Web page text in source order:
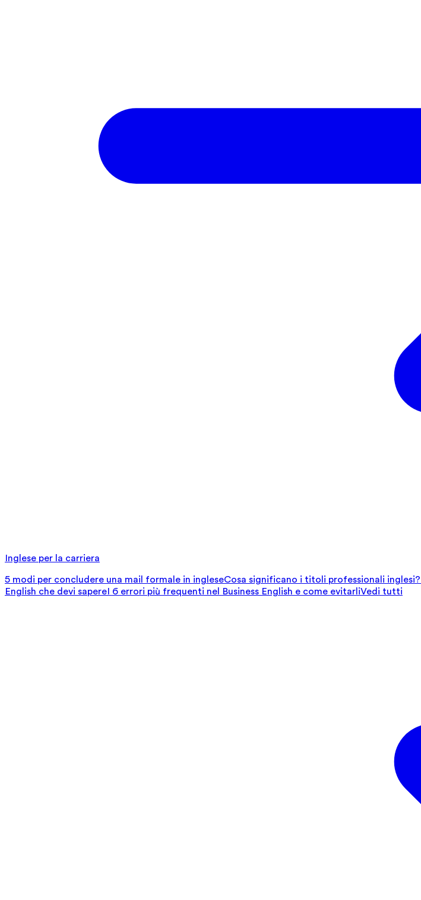
Inglese per la carriera
5 modi per concludere una mail formale in ingleseCosa significano i titoli professionali inglesi?
English che devi sapereI 6 errori più frequenti nel Business English e come evitarliVedi tutti